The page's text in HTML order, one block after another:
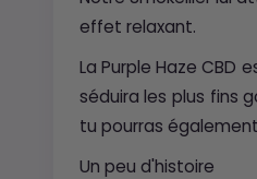
effet relaxant.
La Purple Haze CBD
séduira les plus fins
tu pourras
Un peu d'histoire